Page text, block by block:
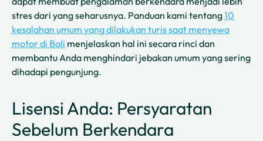
stres dari yang seharusnya. Panduan kami tentang10
kesalahan umum yang dilakukan turis saat menyewa
motor di Bali menjelaskan hal ini secara rinci dan
membantu Anda menghindari jebakan umum yang sering
dihadapi pengunjung.
Lisensi Anda: Persyaratan
Sebelum Berkendara